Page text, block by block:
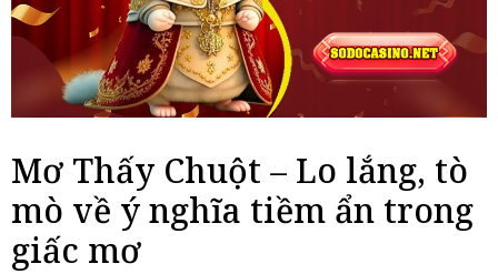
Mơ Thấy Chuột – Lo lắng, tò
mò về ý nghĩa tiềm ẩn trong
giấc mơ